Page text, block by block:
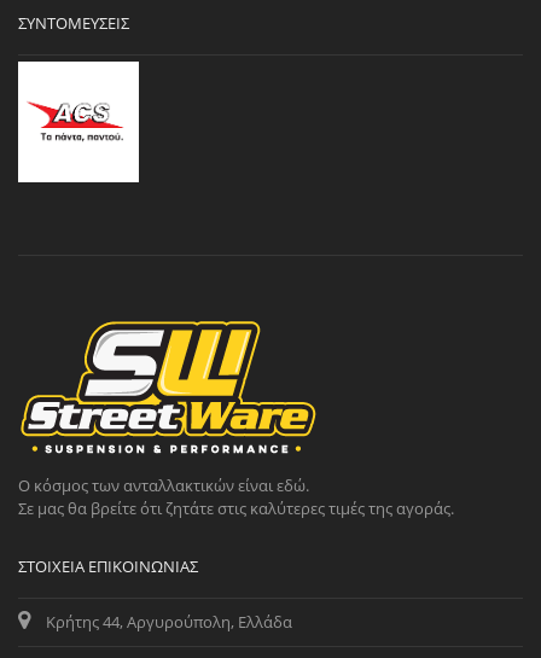
ΣΥΝΤΟΜΕΎΣΕΙΣ
Ο κόσμος των ανταλλακτικών είναι εδώ.
Σε μας θα βρείτε ότι ζητάτε στις καλύτερες τιμές της αγοράς.
ΣΤΟΙΧΕΊΑ ΕΠΙΚΟΙΝΩΝΊΑΣ
Κρήτης 44, Αργυρούπολη, Ελλάδα